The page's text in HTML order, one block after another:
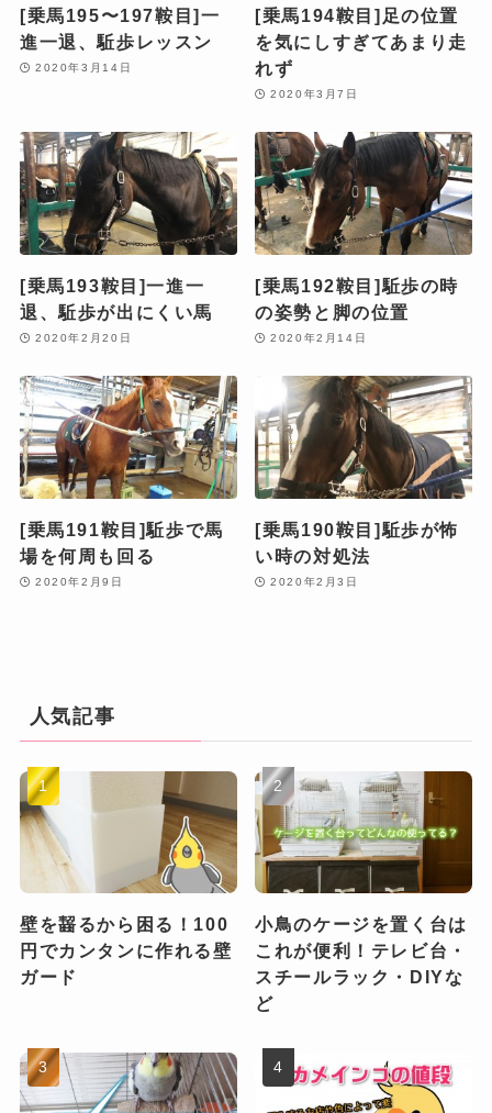
[乗馬195〜197鞍目]一
進一退、駈歩レッスン
2020年3月14日
[乗馬194鞍目]足の位置
を気にしすぎてあまり走
れず
2020年3月7日
[乗馬193鞍目]一進一
退、駈歩が出にくい馬
2020年2月20日
[乗馬192鞍目]駈歩の時
の姿勢と脚の位置
2020年2月14日
[乗馬191鞍目]駈歩で馬
場を何周も回る
2020年2月9日
[乗馬190鞍目]駈歩が怖
い時の対処法
2020年2月3日
人気記事
壁を齧るから困る！100
円でカンタンに作れる壁
ガード
小鳥のケージを置く台は
これが便利！テレビ台・
スチールラック・DIYな
ど